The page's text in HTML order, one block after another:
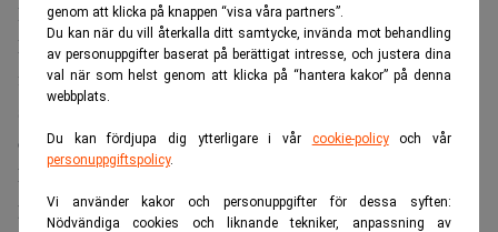
genom att klicka på knappen “visa våra partners”.
Du kan när du vill återkalla ditt samtycke, invända mot behandling
av personuppgifter baserat på berättigat intresse, och justera dina
val när som helst genom att klicka på “hantera kakor” på denna
webbplats.
Du kan fördjupa dig ytterligare i vår cookie-policyoch vår
personuppgiftspolicy.
Vi använder kakor och personuppgifter för dessa syften:
Nödvändiga cookies och liknande tekniker, anpassning av
Budgivarna arbetar med att adressera invändningarna. JP
Morgan och Morgan Stanley har ställt upp med ett
finansieringspaket på omkring 50 miljarder dollar,
samtidigt som bankerna är rådgivare åt konsortiet. Stripe
och Advent bidrar med 17 miljarder dollar i eget kapital.
Läs även:”PayPal-maffian” blev techmiljardärer – nu
pressat betalbolag. Dagens PS